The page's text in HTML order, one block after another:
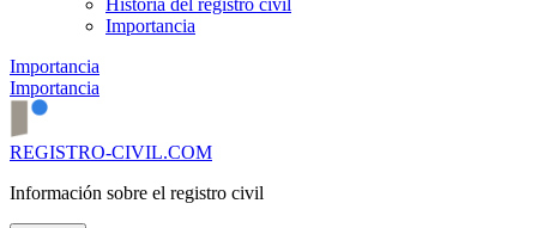
Historia del registro civil
Importancia
Importancia
Importancia
REGISTRO-CIVIL.COM
Información sobre el registro civil